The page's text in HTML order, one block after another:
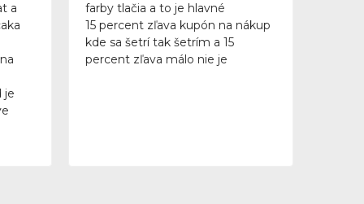
a
je
farby tlačia a to je hlavné
15 percent zľava kupón na nákup
kde sa šetrí tak šetrím a 15
percent zľava málo nie je